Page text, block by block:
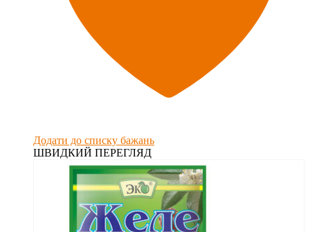
Додати до списку бажань
ШВИДКИЙ ПЕРЕГЛЯД